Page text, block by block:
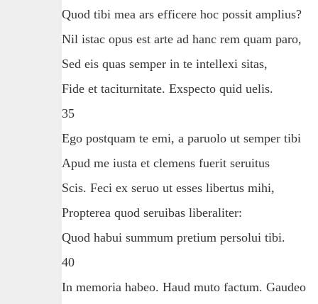
Quod tibi mea ars efficere hoc possit amplius?
Nil istac opus est arte ad hanc rem quam paro,
Sed eis quas semper in te intellexi sitas,
Fide et taciturnitate. Exspecto quid uelis.
35
Ego postquam te emi, a paruolo ut semper tibi
Apud me iusta et clemens fuerit seruitus
Scis. Feci ex seruo ut esses libertus mihi,
Propterea quod seruibas liberaliter:
Quod habui summum pretium persolui tibi.
40
In memoria habeo. Haud muto factum. Gaudeo